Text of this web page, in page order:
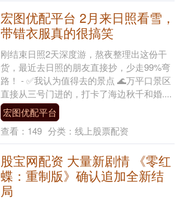
宏图优配平台 2月来日照看雪，
带错衣服真的很搞笑
刚结束日照2天深度游，熬夜整理出这份干
货，最近去日照的朋友直接抄，少走99%弯
路！ - ✅我认为值得去的景点 🌊万平口景区
直接从三号门进的，打卡了海边秋千和婚....
宏图优配平台
查看： 149 分类： 线上股票配资
股宝网配资 大量新剧情 《零红
蝶：重制版》确认追加全新结
局